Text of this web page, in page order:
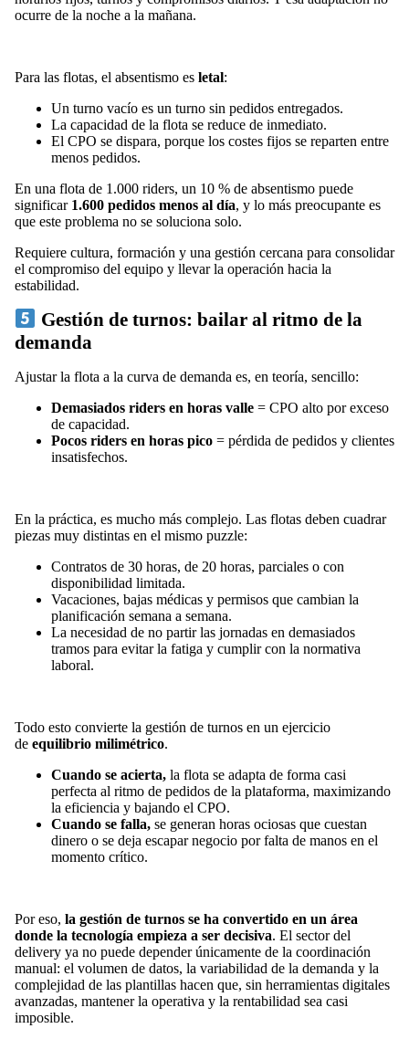
ocurre de la noche a la mañana.
Para las flotas, el absentismo es letal:
Un turno vacío es un turno sin pedidos entregados.
La capacidad de la flota se reduce de inmediato.
El CPO se dispara, porque los costes fijos se reparten entre
menos pedidos.
En una flota de 1.000 riders, un 10 % de absentismo puede
significar 1.600 pedidos menos al día, y lo más preocupante es
que este problema no se soluciona solo.
Requiere cultura, formación y una gestión cercana para consolidar
el compromiso del equipo y llevar la operación hacia la
estabilidad.
Gestión de turnos: bailar al ritmo de la
demanda
Ajustar la flota a la curva de demanda es, en teoría, sencillo:
Demasiados riders en horas valle = CPO alto por exceso
de capacidad.
Pocos riders en horas pico = pérdida de pedidos y clientes
insatisfechos.
En la práctica, es mucho más complejo. Las flotas deben cuadrar
piezas muy distintas en el mismo puzzle:
Contratos de 30 horas, de 20 horas, parciales o con
disponibilidad limitada.
Vacaciones, bajas médicas y permisos que cambian la
planificación semana a semana.
La necesidad de no partir las jornadas en demasiados
tramos para evitar la fatiga y cumplir con la normativa
laboral.
Todo esto convierte la gestión de turnos en un ejercicio
de equilibrio milimétrico.
Cuando se acierta, la flota se adapta de forma casi
perfecta al ritmo de pedidos de la plataforma, maximizando
la eficiencia y bajando el CPO.
Cuando se falla, se generan horas ociosas que cuestan
dinero o se deja escapar negocio por falta de manos en el
momento crítico.
Por eso, la gestión de turnos se ha convertido en un área
donde la tecnología empieza a ser decisiva. El sector del
delivery ya no puede depender únicamente de la coordinación
manual: el volumen de datos, la variabilidad de la demanda y la
complejidad de las plantillas hacen que, sin herramientas digitales
avanzadas, mantener la operativa y la rentabilidad sea casi
imposible.